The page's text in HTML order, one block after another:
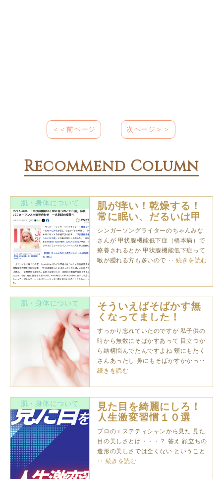
＜＜前ページ 次ページ＞＞
Recommend Column
肌・身体について
肌が痒い！乾燥する！
常に眠い、だるいは甲
状腺機能低下症か
も・・・？
シンガーソングライターのちゃんみな
さんが 甲状腺機能低下症（橋本病）で
療養されるとか 甲状腺機能低下症って
喉が腫れる方も多いので ‥ 続きを読む
肌・身体について
そういえばそばかす無
くなってました！
すっかり忘れていたのですが 私子供の
時から無数にそばかすあって 目立つか
ら結構悩んでたんですよね 頬にもたく
さんあったし 鼻にもそばかすかかっ‥
続きを読む
肌・身体について
見た目を綺麗にしろ！
人生激変習慣１０選
プロのエステティシャンから見た 見た
目の美しさとは・・・？ 答え 顔立ちの
造形の美しさでは全くない ということ
‥ 続きを読む